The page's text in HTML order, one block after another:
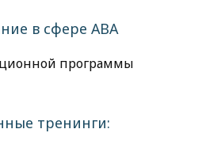
в сфере АВА
программы
тренинги: